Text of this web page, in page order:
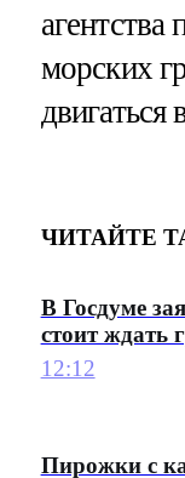
морских
ЧИТАЙТЕ
В Госдуме
стоит ждать
12:12
Пирожки с